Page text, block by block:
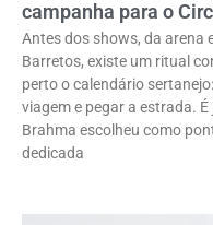
campanha para o
Antes dos shows, da arena
Barretos, existe um ritual
perto o calendário
viagem e pegar a estrada.
Brahma escolheu como
dedicada